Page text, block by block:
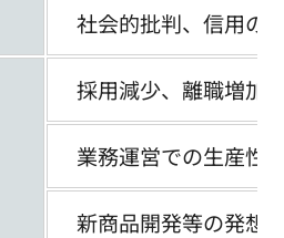
社会的批判、信用の
採用減少、離職増加
業務運営での生産性
新商品開発等の発想